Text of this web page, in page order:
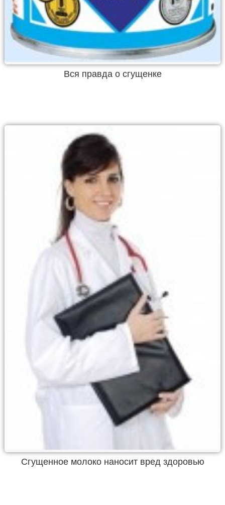
Вся правда о сгущенке
Сгущенное молоко наносит вред здоровью